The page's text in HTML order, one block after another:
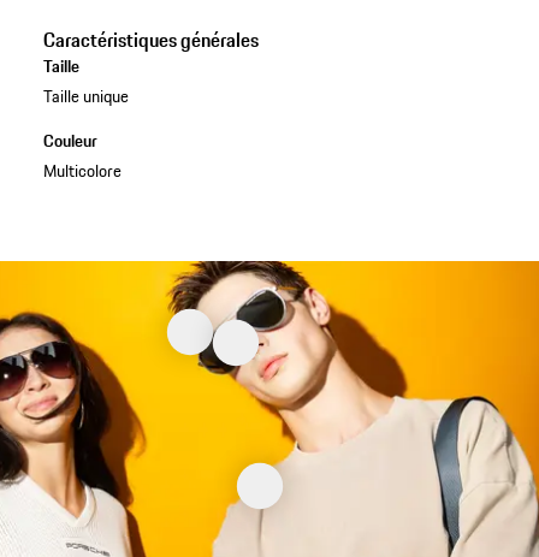
Caractéristiques générales
Taille
Taille unique
Couleur
Multicolore